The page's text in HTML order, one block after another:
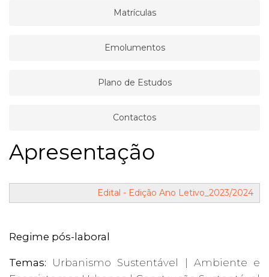
Matrículas
Emolumentos
Plano de Estudos
Contactos
Apresentação
Edital - Edição Ano Letivo_2023/2024
Regime pós-laboral
Temas: Urbanismo Sustentável | Ambiente e